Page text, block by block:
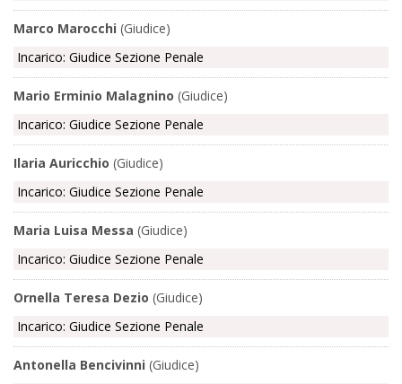
Marco Marocchi (Giudice)
Incarico: Giudice Sezione Penale
Mario Erminio Malagnino (Giudice)
Incarico: Giudice Sezione Penale
Ilaria Auricchio (Giudice)
Incarico: Giudice Sezione Penale
Maria Luisa Messa (Giudice)
Incarico: Giudice Sezione Penale
Ornella Teresa Dezio (Giudice)
Incarico: Giudice Sezione Penale
Antonella Bencivinni (Giudice)